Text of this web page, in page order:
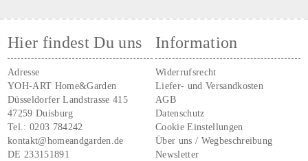
Hier findest Du uns
Adresse
YOH-ART Home&Garden
Düsseldorfer Landstrasse 415
47259 Duisburg
Tel.:0203 784242
kontakt@homeandgarden.de
DE 233151891
Information
Widerrufsrecht
Liefer- und Versandkosten
AGB
Datenschutz
Cookie Einstellungen
Über uns / Wegbeschreibung
Newsletter